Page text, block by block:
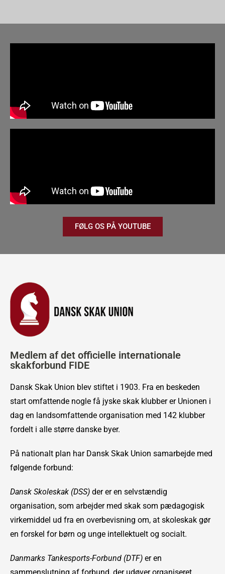
FØLG OS PÅ YOUTUBE
Medlem af det officielle internationale
skakforbund FIDE
Dansk Skak Union blev stiftet i 1903. Fra en beskeden
start omfattende nogle få jyske skak klubber er Unionen i
dag en landsomfattende organisation med 142 klubber
fordelt i alle større danske byer.
På nationalt plan har Dansk Skak Union samarbejde med
følgende forbund:
Dansk Skoleskak (DSS) der er en selvstændig
organisation, som arbejder med skak som pædagogisk
virkemiddel ud fra en overbevisning om, at skoleskak gør
en forskel for børn og unge intellektuelt og socialt.
Danmarks Tankesports-Forbund (DTF) er en